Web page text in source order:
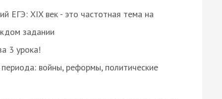
ЕГЭ: XIX век - это частотная тема на
задании
3 урока!
войны, реформы, политические